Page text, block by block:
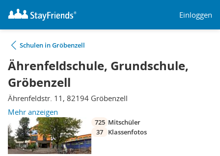
Einloggen
Schulen in Gröbenzell
Ährenfeldschule, Grundschule,
Gröbenzell
Ährenfeldstr. 11, 82194 Gröbenzell
Mehr anzeigen
725 Mitschüler
37
Klassenfotos